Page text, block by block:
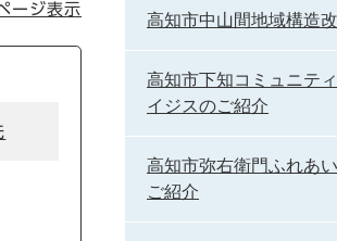
ージ表示
高知市中山間地域構造
高知市下知コミュニテ
イジスのご紹介
高知市弥右衛門ふれあ
ご紹介